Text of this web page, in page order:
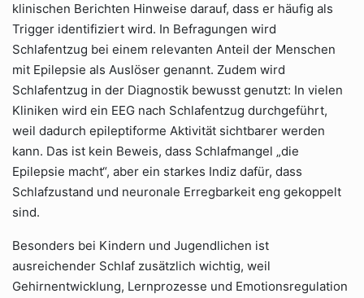
klinischen Berichten Hinweise darauf, dass er häufig als
Trigger identifiziert wird. In Befragungen wird
Schlafentzug bei einem relevanten Anteil der Menschen
mit Epilepsie als Auslöser genannt. Zudem wird
Schlafentzug in der Diagnostik bewusst genutzt: In vielen
Kliniken wird ein EEG nach Schlafentzug durchgeführt,
weil dadurch epileptiforme Aktivität sichtbarer werden
kann. Das ist kein Beweis, dass Schlafmangel „die
Epilepsie macht“, aber ein starkes Indiz dafür, dass
Schlafzustand und neuronale Erregbarkeit eng gekoppelt
sind.
Besonders bei Kindern und Jugendlichen ist
ausreichender Schlaf zusätzlich wichtig, weil
Gehirnentwicklung, Lernprozesse und Emotionsregulation